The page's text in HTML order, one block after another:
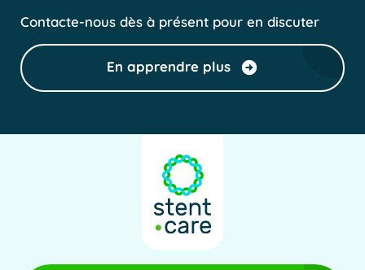
Contacte-nous dès à présent pour en discuter
En apprendre plus